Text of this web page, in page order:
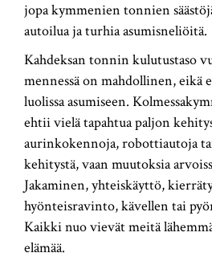
jopa kymmenien tonnien
autoilua ja turhia asumisneliöitä.
Kahdeksan tonnin kulutustaso
mennessä on mahdollinen, eikä
luolissa asumiseen.
ehtii vielä tapahtua paljon
aurinkokennoja, robottiautoja
kehitystä, vaan muutoksia
Jakaminen, yhteiskäyttö,
hyönteisravinto, kävellen tai
Kaikki nuo vievät meitä
elämää.